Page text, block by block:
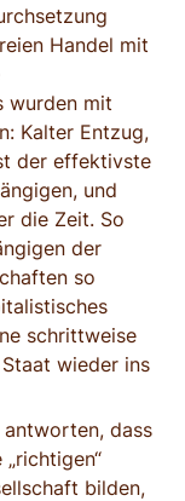
Handel mit
wurden mit
Kalter Entzug,
der effektivste
und
die Zeit. So
der
so
schrittweise
wieder ins
dass
bilden,